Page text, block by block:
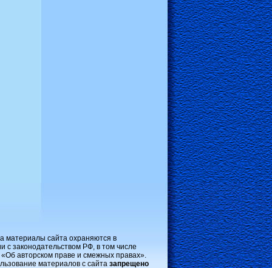
материалы сайта охраняются в
с законодательством РФ, в том числе
авторском праве и смежных правах».
материалов с сайта запрещено